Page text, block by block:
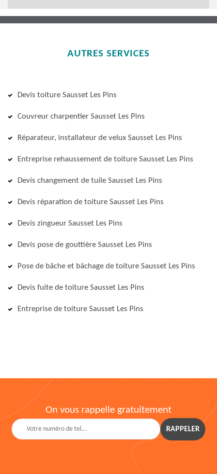
AUTRES SERVICES
Devis toiture Sausset Les Pins
Couvreur charpentier Sausset Les Pins
Réparateur, installateur de velux Sausset Les Pins
Entreprise rehaussement de toiture Sausset Les Pins
Devis changement de tuile Sausset Les Pins
Devis réparation de toiture Sausset Les Pins
Devis zingueur Sausset Les Pins
Devis pose de gouttière Sausset Les Pins
Pose de bâche et bâchage de toiture Sausset Les Pins
Devis fuite de toiture Sausset Les Pins
Entreprise de toiture Sausset Les Pins
On vous rappelle gratuitement